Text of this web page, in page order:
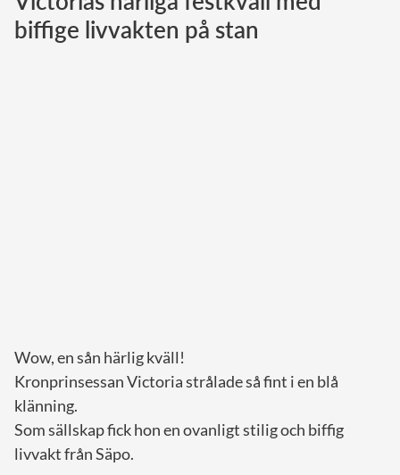
Norska kungahuset
biffige livvakten på stan
Wow, en sån härlig kväll!
Kronprinsessan Victoria strålade så fint i en blå
klänning.
Som sällskap fick hon en ovanligt stilig och biffig
livvakt från Säpo.